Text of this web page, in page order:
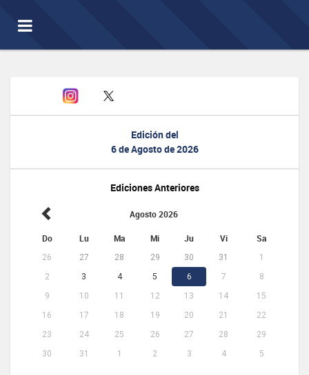
Toggle
navigation
Edición del
6 de Agosto de 2026
Ediciones Anteriores
Agosto 2026
Do Lu Ma Mi Ju Vi Sa
26 27 28 29 30 31
1
2
3 4 5 6 7
8
9
10 11 12 13 14
15
16
17 18 19 20 21
22
23
24 25 26 27 28
29
30
31 1 2 3 4 5